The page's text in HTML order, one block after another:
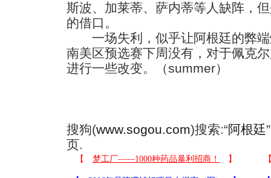
斯波、加莱蒂、萨内蒂等人缺阵，
的借口。
一场失利，似乎让阿根廷的弊端
南美区预选赛下周没有，对于佩克
进行一些改变。（summer）
搜狗(www.sogou.com)搜索:“阿根廷
页.